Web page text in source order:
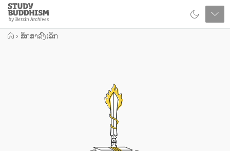
Close
Study
Buddhism
Home
› ສຶກສາລົງເລິກ